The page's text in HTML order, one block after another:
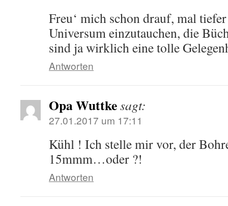
Freu‘ mich schon drauf, mal
Universum einzutauchen, die
sind ja wirklich eine tolle
Antworten
Opa Wuttkesagt:
27.01.2017 um 17:11
Kühl ! Ich stelle mir vor, der
15mmm…oder ?!
Antworten